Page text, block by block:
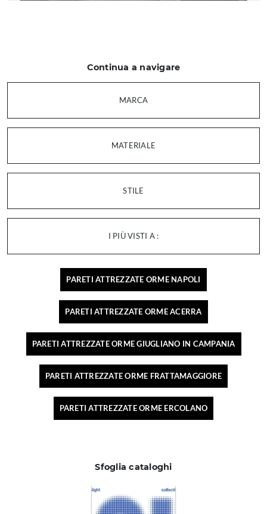
Continua a navigare
MARCA
MATERIALE
STILE
I PIÙ VISTI A :
PARETI ATTREZZATE ORME NAPOLI
PARETI ATTREZZATE ORME ACERRA
PARETI ATTREZZATE ORME GIUGLIANO IN CAMPANIA
PARETI ATTREZZATE ORME FRATTAMAGGIORE
PARETI ATTREZZATE ORME ERCOLANO
Sfoglia cataloghi